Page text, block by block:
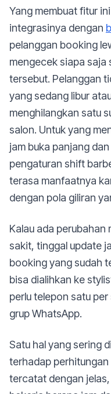
Yang membuat fitur
integrasinya dengan
pelanggan booking
mengecek siapa
tersebut. Pelanggan
yang sedang libur
menghilangkan satu
salon. Untuk yang
jam buka panjang
pengaturan shift
terasa manfaatnya
dengan pola giliran
Kalau ada
sakit, tinggal update
booking yang sudah
bisa dialihkan ke
perlu telepon satu
grup WhatsApp.
Satu hal yang sering
terhadap
tercatat dengan